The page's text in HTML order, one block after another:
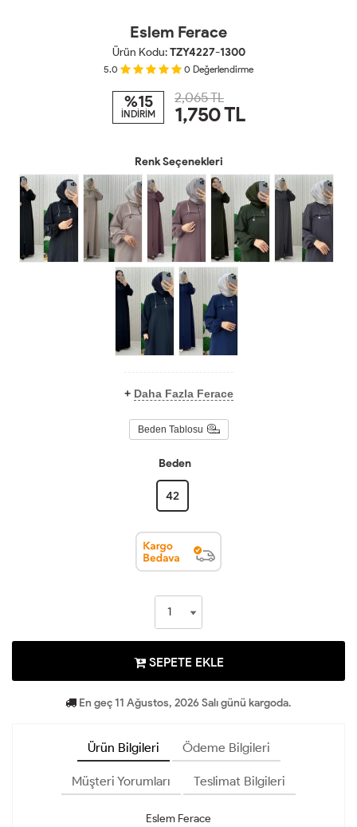
Eslem Ferace
Ürün Kodu:TZY4227-1300
5.0 0 Değerlendirme
%15
İNDİRİM
2,065 TL
1,750TL
Renk Seçenekleri
+ Daha Fazla Ferace
Beden Tablosu
Beden
42
SEPETE EKLE
En geç 11 Ağustos, 2026 Salı günü kargoda.
Ürün Bilgileri Ödeme Bilgileri
Müşteri Yorumları Teslimat Bilgileri
Eslem Ferace